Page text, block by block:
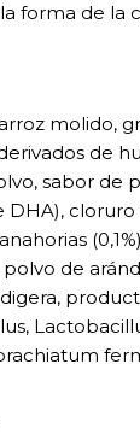
forma de
molido,
de
sabor de
cloruro
polvo de